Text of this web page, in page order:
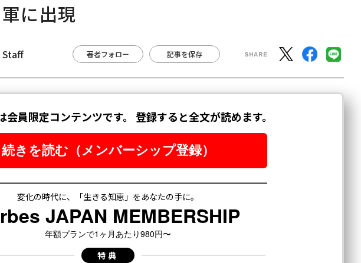
に出現
Staff 著者フォロー 記事を保存